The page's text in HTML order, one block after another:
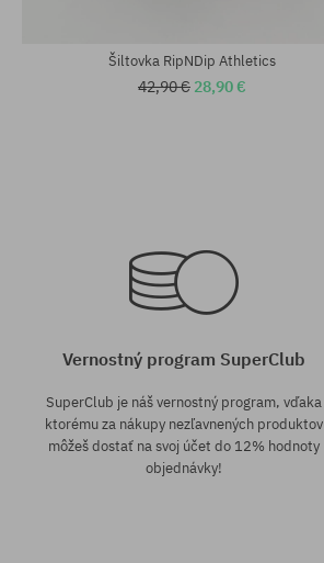
Šiltovka RipNDip Athletics
42,90 € 28,90 €
Vernostný program SuperClub
SuperClub je náš vernostný program, vďaka
ktorému za nákupy nezľavnených produktov
môžeš dostať na svoj účet do 12% hodnoty
objednávky!